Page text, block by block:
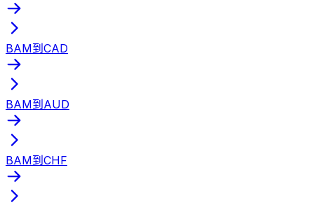
BAM到CAD
BAM到AUD
BAM到CHF